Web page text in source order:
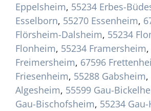
Eppelsheim, 55234 Erbes-
Esselborn, 55270 Essenheim,
Flörsheim-Dalsheim, 55234
Flonheim, 55234 Framersheim,
Freimersheim, 67596
Friesenheim, 55288 Gabsheim,
Algesheim, 55599 Gau-
Gau-Bischofsheim, 55234